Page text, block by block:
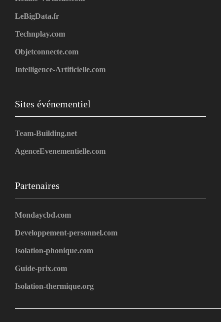
LeBigData.fr
Technplay.com
Objetconnecte.com
Intelligence-Artificielle.com
Sites événementiel
Team-Building.net
AgenceEvenementielle.com
Partenaires
Mondaycbd.com
Developpement-personnel.com
Isolation-phonique.com
Guide-prix.com
Isolation-thermique.org